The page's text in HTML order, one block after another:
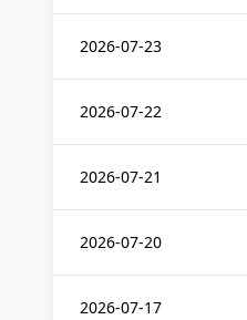
2026-07-23
2026-07-22
2026-07-21
2026-07-20
2026-07-17